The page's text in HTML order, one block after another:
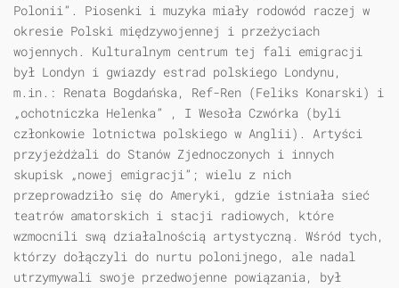
Polonii”. Piosenki i muzyka miały rodowód raczej w
okresie Polski międzywojennej i przeżyciach
wojennych. Kulturalnym centrum tej fali emigracji
był Londyn i gwiazdy estrad polskiego Londynu,
m.in.: Renata Bogdańska, Ref-Ren (Feliks Konarski) i
„ochotniczka Helenka” , I Wesoła Czwórka (byli
członkowie lotnictwa polskiego w Anglii). Artyści
przyjeżdżali do Stanów Zjednoczonych i innych
skupisk „nowej emigracji”; wielu z nich
przeprowadziło się do Ameryki, gdzie istniała sieć
teatrów amatorskich i stacji radiowych, które
wzmocnili swą działalnością artystyczną. Wśród tych,
którzy dołączyli do nurtu polonijnego, ale nadal
utrzymywali swoje przedwojenne powiązania, był